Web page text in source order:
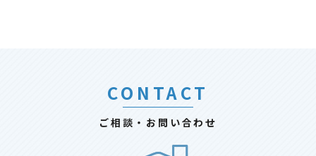
CONTACT
ご相談・お問い合わせ